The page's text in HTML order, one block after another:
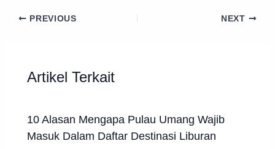
PREVIOUS NEXT
Artikel Terkait
10 Alasan Mengapa Pulau Umang Wajib
Masuk Dalam Daftar Destinasi Liburan